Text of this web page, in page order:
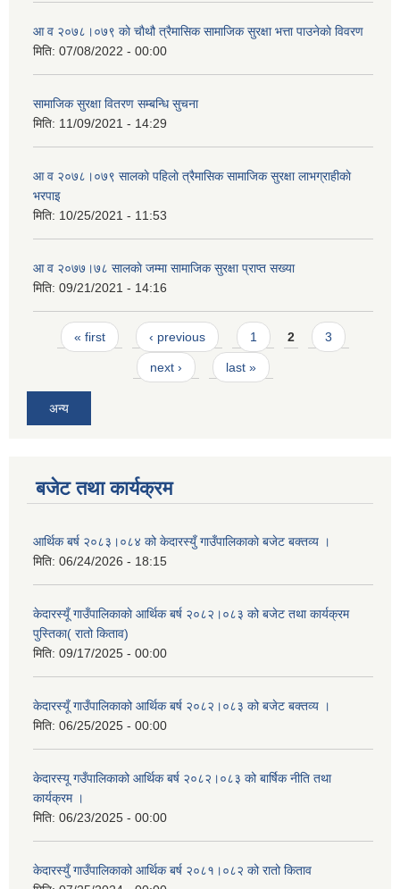
आ व २०७८।०७९ काे चाैथौ त्रैमासिक सामाजिक सुरक्षा भत्ता पाउनेकाे विवरण
मिति: 07/08/2022 - 00:00
सामाजिक सुरक्षा वितरण सम्बन्धि सुचना
मिति: 11/09/2021 - 14:29
आ व २०७८।०७९ सालकाे पहिलाे त्रैमासिक सामाजिक सुरक्षा लाभग्राहीकाे
भरपाइ
मिति: 10/25/2021 - 11:53
आ व २०७७।७८ सालकाे जम्मा सामाजिक सुरक्षा प्राप्त सख्या
मिति: 09/21/2021 - 14:16
Pages
« first ‹ previous 1 2 3
next › last »
अन्य
बजेट तथा कार्यक्रम
आर्थिक बर्ष २०८३।०८४ को केदारस्युँ गाउँपालिकाकाे बजेट बक्तव्य ।
मिति: 06/24/2026 - 18:15
केदारस्यूँ गाउँपालिकाकाे आर्थिक बर्ष २०८२।०८३ को बजेट तथा कार्यक्रम
पुस्तिका( रातो किताव)
मिति: 09/17/2025 - 00:00
केदारस्यूँ गाउँपालिकाको आर्थिक बर्ष २०८२।०८३ को बजेट बक्तव्य ।
मिति: 06/25/2025 - 00:00
केदारस्यू गउँपालिकाको आर्थिक बर्ष २०८२।०८३ को बार्षिक नीति तथा
कार्यक्रम ।
मिति: 06/23/2025 - 00:00
केदारस्युँ गाउँपालिकाको आर्थिक बर्ष २०८१।०८२ को रातो किताव